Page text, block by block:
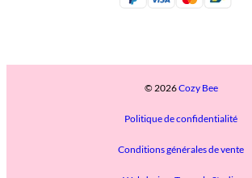
© 2026Cozy Bee
Politique de confidentialité
Conditions générales de vente